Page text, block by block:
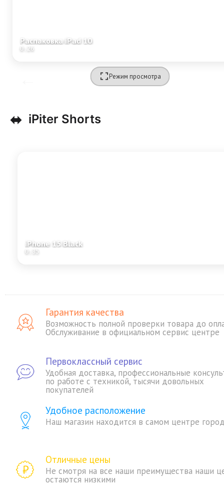
Распаковка iPad 10
0:26
Режим просмотра
⬌ iPiter Shorts
iPhone 15 Black
0:35
Гарантия качества
Возможность полной проверки товара до
Обслуживание в официальном сервис центре
Первоклассный сервис
Удобная доставка, профессиональные
по работе с техникой, тысячи довольных
покупателей
Удобное расположение
Наш магазин находится в самом центре
Отличные цены
Не смотря на все наши преимущества наши
остаются низкими